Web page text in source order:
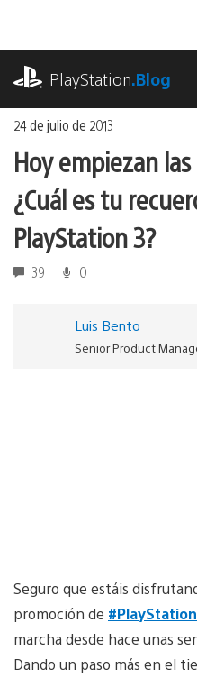
contenido
PlayStation.Blog
24 de julio de 2013
Hoy empiezan las
¿Cuál es tu
PlayStation 3?
39 0
Luis Bento
Senior Product
Seguro que estáis
promoción de
marcha desde hace unas
Dando un paso más en el